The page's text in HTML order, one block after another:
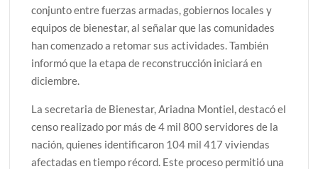
conjunto entre fuerzas armadas, gobiernos locales y
equipos de bienestar, al señalar que las comunidades
han comenzado a retomar sus actividades. También
informó que la etapa de reconstrucción iniciará en
diciembre.
La secretaria de Bienestar, Ariadna Montiel, destacó el
censo realizado por más de 4 mil 800 servidores de la
nación, quienes identificaron 104 mil 417 viviendas
afectadas en tiempo récord. Este proceso permitió una